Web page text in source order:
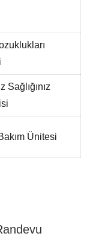
Sağlığınız
Ünitesi